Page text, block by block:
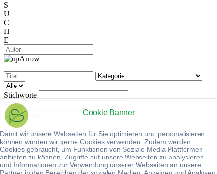
Cookie Banner
Damit wir unsere Webseiten für Sie optimieren und personalisieren
können würden wir gerne Cookies verwenden. Zudem werden
Cookies gebraucht, um Funktionen von Soziale Media Plattformen
anbieten zu können, Zugriffe auf unsere Webseiten zu analysieren
und Informationen zur Verwendung unserer Webseiten an unsere
S
U
C
H
E
Stichworte
Verlag
Erscheinungsjahr
von
bis
Preis (in EUR):
von
bis
Suche auch in Zeitschriften